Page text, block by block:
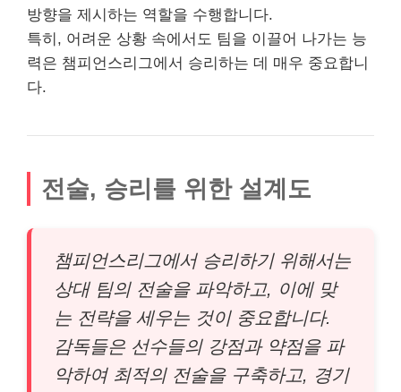
방향을 제시하는 역할을 수행합니다.
특히, 어려운 상황 속에서도 팀을 이끌어 나가는 능
력은 챔피언스리그에서 승리하는 데 매우 중요합니
다.
전술, 승리를 위한 설계도
챔피언스리그에서 승리하기 위해서는
상대 팀의 전술을 파악하고, 이에 맞
는 전략을 세우는 것이 중요합니다.
감독들은 선수들의 강점과 약점을 파
악하여 최적의 전술을 구축하고, 경기